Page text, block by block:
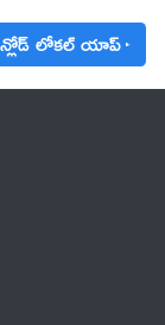
లోకల్ యాప్